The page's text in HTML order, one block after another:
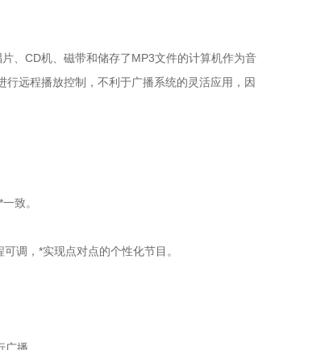
CD机、磁带和储存了MP3文件的计算机作为音
远程播放控制，不利于广播系统的灵活应用，因
致。
调，*实现点对点的个性化节目。